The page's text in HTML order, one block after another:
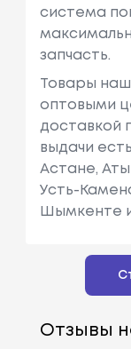
система
запчасть.
Товары
оптовыми
доставкой
выдачи
Астане,
Усть-
Шымкенте и
Отзывы